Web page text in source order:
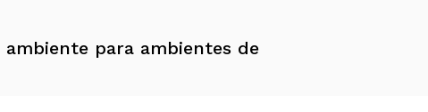
ambiente para ambientes de